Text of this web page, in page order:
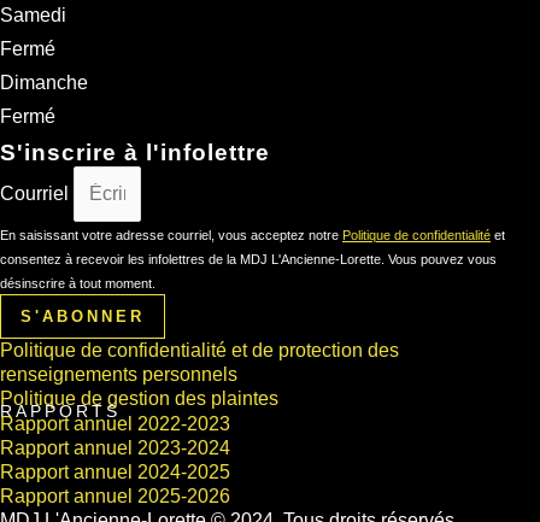
Samedi
Fermé
Dimanche
Fermé
S'inscrire à l'infolettre
Courriel
En saisissant votre adresse courriel, vous acceptez notre Politique de confidentialité et
consentez à recevoir les infolettres de la MDJ L'Ancienne-Lorette. Vous pouvez vous
désinscrire à tout moment.
S'ABONNER
Politique de confidentialité et de protection des
renseignements personnels
Politique de gestion des plaintes
RAPPORTS
Rapport annuel 2022-2023
Rapport annuel 2023-2024
Rapport annuel 2024-2025
Rapport annuel 2025-2026